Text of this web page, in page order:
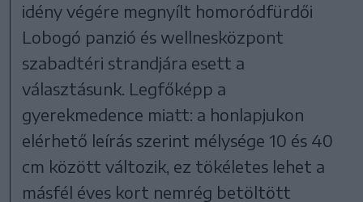
idény végére megnyílt homoródfürdői
Lobogó panzió és wellnesközpont
szabadtéri strandjára esett a
választásunk. Legfőképp a
gyerekmedence miatt: a honlapjukon
elérhető leírás szerint mélysége 10 és 40
cm között változik, ez tökéletes lehet a
másfél éves kort nemrég betöltött